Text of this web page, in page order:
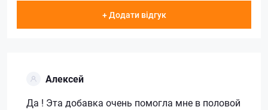
+ Додати відгук
Алексей
Да ! Эта добавка очень помогла мне в половой